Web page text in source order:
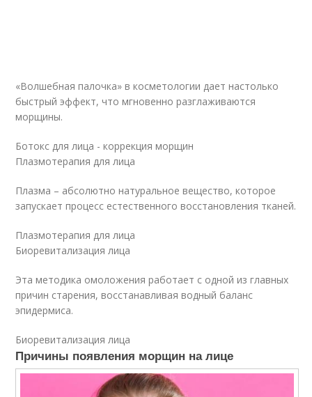
«Волшебная палочка» в косметологии дает настолько
быстрый эффект, что мгновенно разглаживаются
морщины.
Ботокс для лица - коррекция морщин
Плазмотерапия для лица
Плазма – абсолютно натуральное вещество, которое
запускает процесс естественного восстановления тканей.
Плазмотерапия для лица
Биоревитализация лица
Эта методика омоложения работает с одной из главных
причин старения, восстанавливая водный баланс
эпидермиса.
Биоревитализация лица
Причины появления морщин на лице